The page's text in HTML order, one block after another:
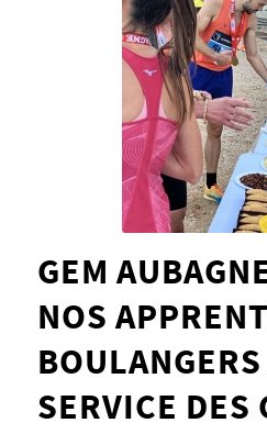
GEM
NOS
SERVICE DES